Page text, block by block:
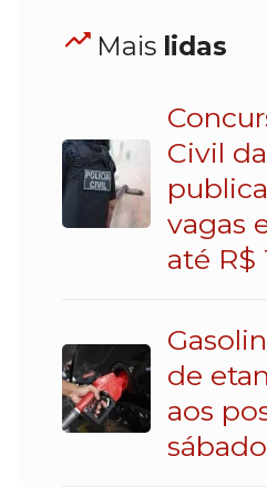
Mais lidas
Civil
vagas
até R$
de
aos
sábado